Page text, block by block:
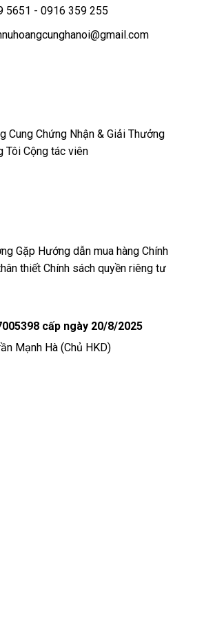
5651 - 0916 359 255
Cung Chứng Nhận & Giải Thưởng
Tôi Cộng tác viên
Gặp Hướng dẫn mua hàng Chính
thiết Chính sách quyền riêng tư
cấp ngày 20/8/2025
Mạnh Hà (Chủ HKD)